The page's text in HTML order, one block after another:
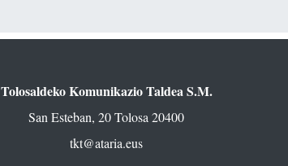
Tolosaldeko Komunikazio Taldea S.M.
San Esteban, 20 Tolosa 20400
tkt@ataria.eus